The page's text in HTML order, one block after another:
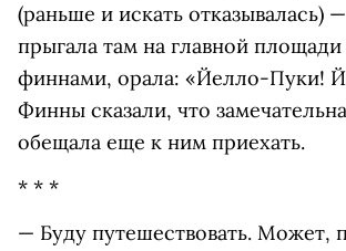
(раньше и искать отказывалась)
прыгала там на главной
финнами, орала: «Йелло-Пуки!
Финны сказали, что
обещала еще к ним приехать.
* * *
— Буду путешествовать. Может,